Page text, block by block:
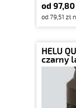
od 97,80
od 79,51 zł
HELU
czarny